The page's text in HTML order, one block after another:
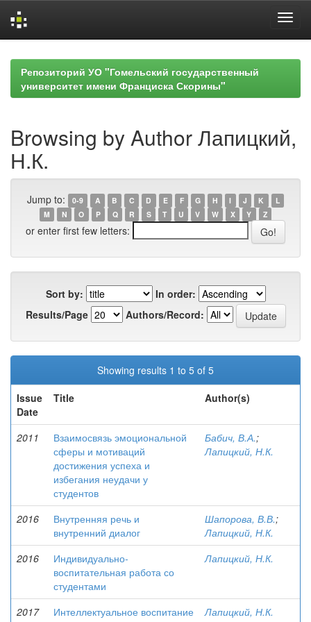
navigationРепозиторий УО "Гомельский государственный
университет имени Франциска Скорины"
Browsing by Author Лапицкий,
Н.К.
Jump to: 0-9 A B C D E F G H I J K
L
M
N O P Q R S T U V W X Y Z
or enter first few letters:
Sort by:
In order:
Results/Page
Authors/Record:
Showing results 1 to 5 of 5
Issue
Date
Title Author(s)
2011
Взаимосвязь эмоциональной
сферы и мотиваций
достижения успеха и
избегания неудачи у
студентов
Бабич, В.А.;
Лапицкий, Н.К.
2016
Внутренняя речь и
внутренний диалог
Шапорова, В.В.;
Лапицкий, Н.К.
2016
Индивидуально-
воспитательная работа со
студентами
Лапицкий, Н.К.
2017
Интеллектуальное воспитание
Лапицкий, Н.К.